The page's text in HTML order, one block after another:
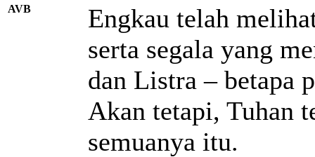
AVB
Engkau telah
serta segala yang
dan Listra – betapa
Akan tetapi, Tuhan
semuanya itu.